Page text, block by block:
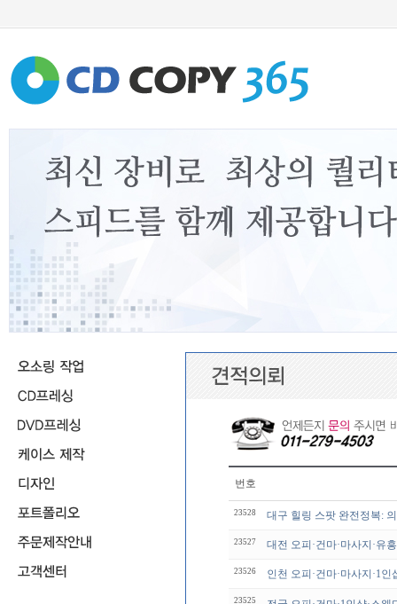
번호
23528 대구 힐링 스팟 완전정복:
23527 대전 오피·건마·마사지·유
23526 인천 오피·건마·마사지·1
23525